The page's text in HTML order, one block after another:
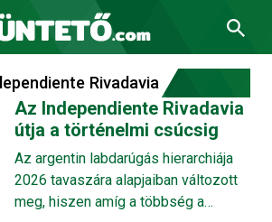
Rivadavia
Az Independiente Rivadavia
útja a történelmi csúcsig
Az argentin labdarúgás hierarchiája
2026 tavaszára alapjaiban változott
meg, hiszen amíg a többség a